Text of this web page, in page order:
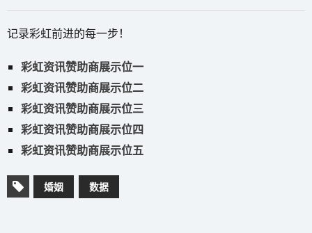
记录彩虹前进的每一步！
彩虹资讯赞助商展示位一
彩虹资讯赞助商展示位二
彩虹资讯赞助商展示位三
彩虹资讯赞助商展示位四
彩虹资讯赞助商展示位五
婚姻 数据